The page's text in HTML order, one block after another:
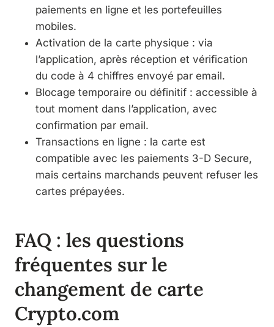
paiements en ligne et les portefeuilles
mobiles.
Activation de la carte physique : via
l’application, après réception et vérification
du code à 4 chiffres envoyé par email.
Blocage temporaire ou définitif : accessible à
tout moment dans l’application, avec
confirmation par email.
Transactions en ligne : la carte est
compatible avec les paiements 3-D Secure,
mais certains marchands peuvent refuser les
cartes prépayées.
FAQ : les questions
fréquentes sur le
changement de carte
Crypto.com